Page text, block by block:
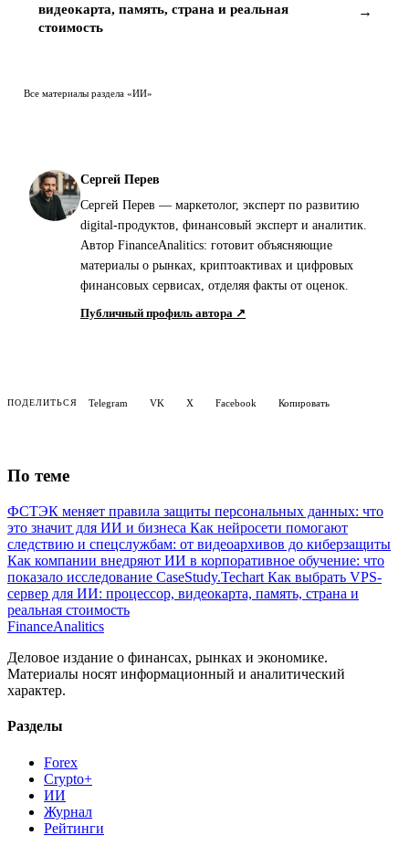
видеокарта, память, страна и реальная
стоимость
→
Все материалы раздела «ИИ»
Сергей Перев
Сергей Перев — маркетолог, эксперт по развитию
digital-продуктов, финансовый эксперт и аналитик.
Автор FinanceAnalitics: готовит объясняющие
материалы о рынках, криптоактивах и цифровых
финансовых сервисах, отделяя факты от оценок.
Публичный профиль автора ↗
ПОДЕЛИТЬСЯ Telegram VK X Facebook Копировать
По теме
ФСТЭК меняет правила защиты персональных данных: что
это значит для ИИ и бизнеса Как нейросети помогают
следствию и спецслужбам: от видеоархивов до киберзащиты
Как компании внедряют ИИ в корпоративное обучение: что
показало исследование CaseStudy.Techart Как выбрать VPS-
сервер для ИИ: процессор, видеокарта, память, страна и
реальная стоимость
FinanceAnalitics
Деловое издание о финансах, рынках и экономике.
Материалы носят информационный и аналитический
характер.
Разделы
Forex
Crypto+
ИИ
Журнал
Рейтинги